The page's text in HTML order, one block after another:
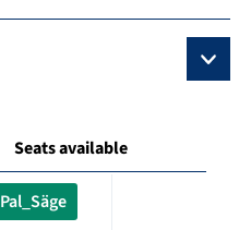
Seats available
Pal_Säge